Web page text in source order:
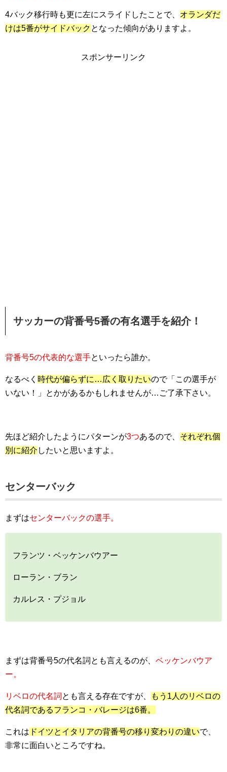
4バック移行時も更に左にスライドしたことで、 オランダだ
けは5番がサイドバック となった傾向がありますよ。
スポンサーリンク
サッカーの背番号5番の有名選手を紹介！
背番号5の代表的な選手といったら誰か。
なるべく 時代が偏らずに…広く取りたいので「この選手が
いない！」とかがあるかもしれませんが…ご了承下さい。
先ほど紹介したようにパターンが3つあるので、 それぞれ個
別に紹介 したいと思いますよ。
センターバック
まずはセンターバックの選手。
フランツ・ベッケンバウアー
ローラン・ブラン
カルレス・プジョル
まずは背番号5の代名詞とも言えるのが、 ベッケンバウア
ー。
リベロの代名詞 とも言える存在ですが、
もう1人のリベロの
代名詞であるフランコ・バレージは6番。
これは ドイツとイタリアの背番号の移り変わりの違いで、
非常に面白いところですね。